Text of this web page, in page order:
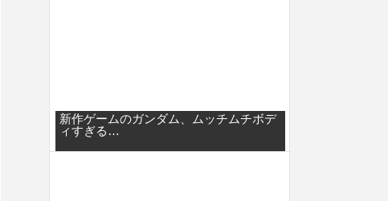
新作ゲームのガンダム、ムッチムチボデ
ィすぎる…